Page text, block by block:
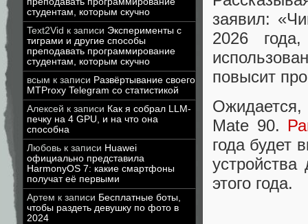
студентам, которым скучно
Text2Vid к записи Эксперименты с
тиграми и другие способы
преподавать программирование
студентам, которым скучно
всым к записи Развёртывание своего
MTProxy Telegram со статистикой
Алексей к записи Как я собрал LLM-
печку на 4 GPU, и на что она
способна
Любовь к записи Huawei
официально представила
HarmonyOS 7: какие смартфоны
получат её первыми
Артем к записи Бесплатные боты,
чтобы раздеть девушку по фото в
2024
заявил:
2026
повысит
Mate 90.
года будет
этого года.